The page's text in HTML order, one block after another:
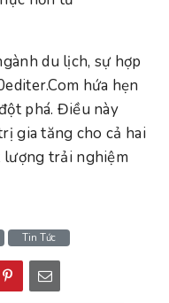
du lịch, sự hợp
hứa hẹn
phá. Điều này
gia tăng cho cả hai
lượng trải nghiệm
Tin Tức